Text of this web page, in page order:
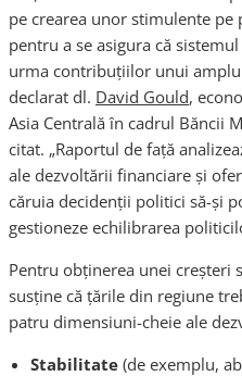
pe crearea unor stimulente
pentru a se asigura că
urma contribuţiilor unui
declarat dl. David Gould,
Asia Centrală în cadrul Băncii
citat. „Raportul de faţă
ale dezvoltării financiare şi
căruia decidenţii politici să-şi
gestioneze echilibrarea
Pentru obţinerea unei creşteri
susţine că ţările din regiune
patru dimensiuni-cheie ale
Stabilitate (de exemplu,